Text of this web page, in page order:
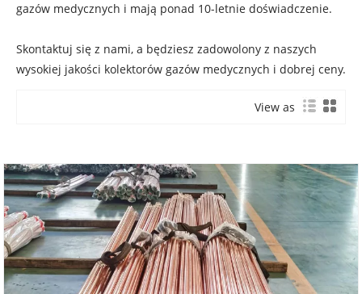
gazów medycznych i mają ponad 10-letnie doświadczenie.
Skontaktuj się z nami, a będziesz zadowolony z naszych
wysokiej jakości kolektorów gazów medycznych i dobrej ceny.
View as